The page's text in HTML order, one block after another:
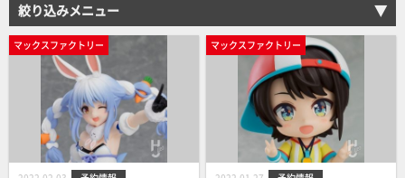
絞り込みメニュー
マックスファクトリー マックスファクトリー